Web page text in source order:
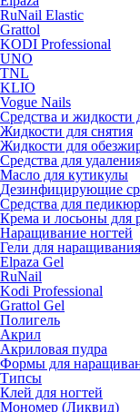
RuNail Elastic
Grattol
KODI Professional
UNO
TNL
KLIO
Vogue Nails
Средства и жидкости
Жидкости для снятия
Жидкости для
Средства для
Масло для кутикулы
Дезинфицирующие
Средства для
Крема и лосьоны для
Наращивание ногтей
Гели для наращивания
Elpaza Gel
RuNail
Kodi Professional
Grattol Gel
Полигель
Акрил
Акриловая пудра
Формы для
Типсы
Клей для ногтей
Мономер (Ликвид)